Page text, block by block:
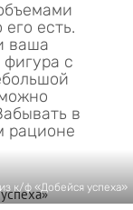
есть.
ваша
с
в
рационе
к/ф «Добейся успеха»